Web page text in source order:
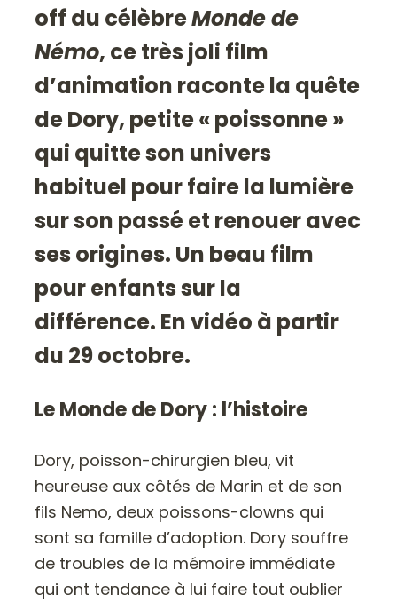
off du célèbreMonde de
Némo, ce très joli film
d’animation raconte la quête
de Dory, petite « poissonne »
qui quitte son univers
habituel pour faire la lumière
sur son passé et renouer avec
ses origines. Un beau film
pour enfants sur la
différence. En vidéo à partir
du 29 octobre.
Le Monde de Dory : l’histoire
Dory, poisson-chirurgien bleu, vit
heureuse aux côtés de Marin et de son
fils Nemo, deux poissons-clowns qui
sont sa famille d’adoption. Dory souffre
de troubles de la mémoire immédiate
qui ont tendance à lui faire tout oublier